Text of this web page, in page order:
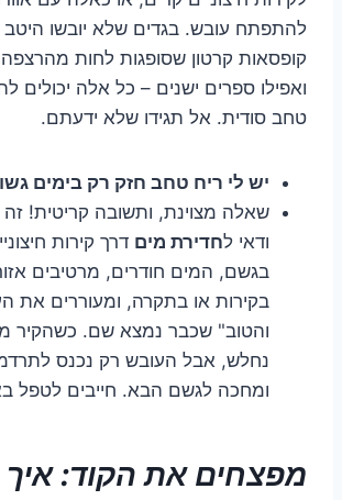
להתפתח עובש. בגדים שלא יובשו היטב
קופסאות קרטון שסופגות לחות
ואפילו ספרים ישנים – כל אלה יכולים
טחב סודית. אל תגידו שלא ידעתם.
יש לי ריח טחב חזק רק בימים
שאלה מצוינת, ותשובה קריטית!
ודאי לחדירת מים דרך קירות
בגשם, המים חודרים, מרטיבים
בקירות או בתקרה, ומעוררים את
והטוב" שכבר נמצא שם. כשהקיר
נחלש, אבל העובש רק נכנס
ומחכה לגשם הבא. חייבים לטפל
מפצחים את הקוד: